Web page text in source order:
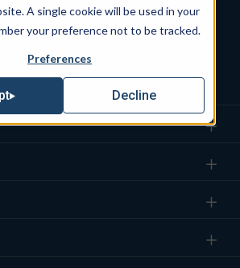
A single cookie will be used in your
your preference not to be tracked.
Preferences
Decline